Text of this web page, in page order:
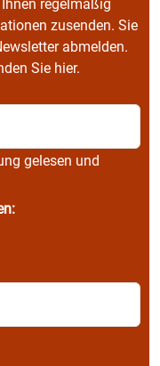
regelmäßig
zusenden. Sie
abmelden.
Sie hier.
gelesen und